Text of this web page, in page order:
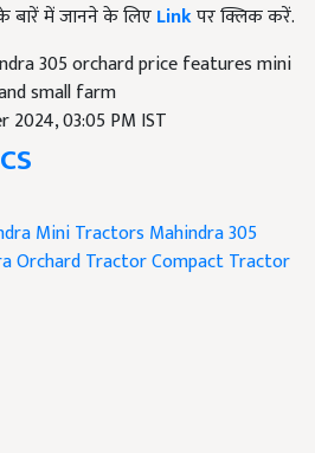
के बारें में जानने के लिएLinkपर क्लिक करें.
305 orchard price features mini
small farm
2024, 03:05 PM IST
Mini Tractors Mahindra 305
Orchard TractorCompact Tractor